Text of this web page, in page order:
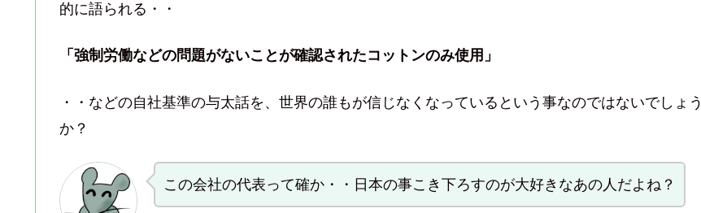
的に語られる・・
「強制労働などの問題がないことが確認されたコットンのみ使用」
・・などの自社基準の与太話を、世界の誰もが信じなくなっているという事なのではないでしょう
か？
この会社の代表って確か・・日本の事こき下ろすのが大好きなあの人だよね？